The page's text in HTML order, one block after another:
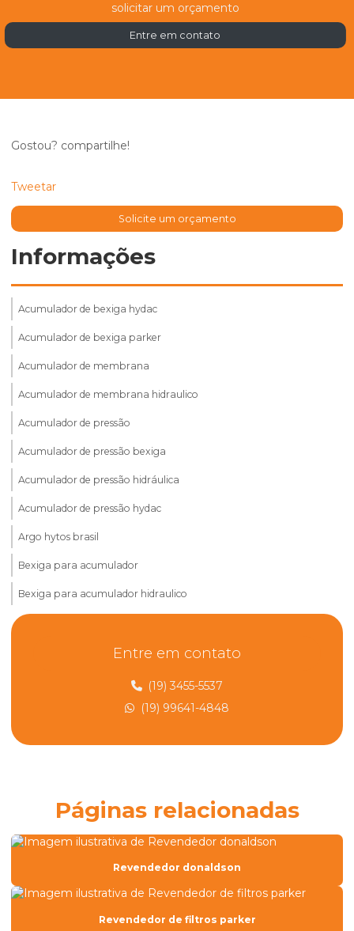
solicitar um orçamento
Entre em contato
Gostou? compartilhe!
Tweetar
Solicite um orçamento
Informações
Acumulador de bexiga hydac
Acumulador de bexiga parker
Acumulador de membrana
Acumulador de membrana hidraulico
Acumulador de pressão
Acumulador de pressão bexiga
Acumulador de pressão hidráulica
Acumulador de pressão hydac
Argo hytos brasil
Bexiga para acumulador
Bexiga para acumulador hidraulico
Bexiga para acumulador hydac
Bexiga para acumulador parker
Bexiga para acumulador de pressão
Carrinho de filtragem
Carrinho de filtragem hydac
Entre em contato
(19) 3455-5537
(19) 99641-4848
Páginas relacionadas
Revendedor donaldson
Revendedor de filtros parker